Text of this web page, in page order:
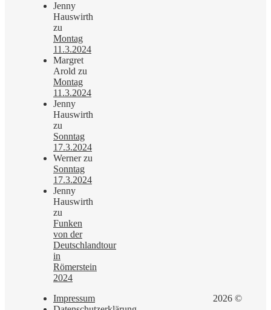
Jenny
Hauswirth
zu
Montag
11.3.2024
Margret
Arold zu
Montag
11.3.2024
Jenny
Hauswirth
zu
Sonntag
17.3.2024
Wernerzu
Sonntag
17.3.2024
Jenny
Hauswirth
zu
Funken
von der
Deutschlandtour
in
Römerstein
2024
2026 ©
Impressum